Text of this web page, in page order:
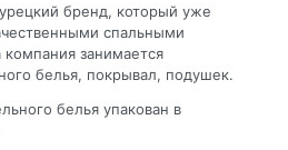
бренд, который уже
спальными
занимается
белья, покрывал, подушек.
белья упакован в